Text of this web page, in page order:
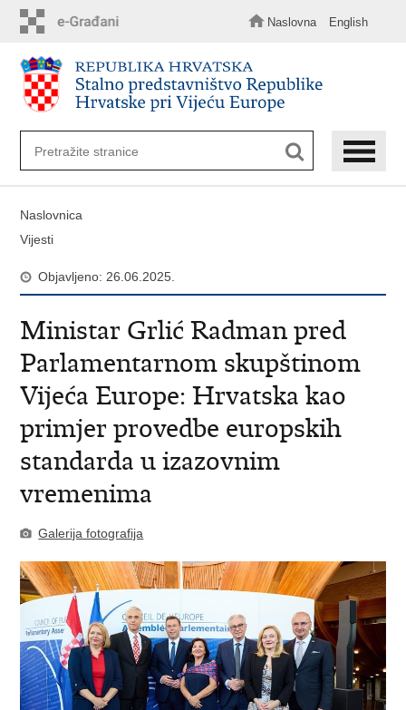
sadržaj
Naslovna English
Naslovnica
Vijesti
Objavljeno: 26.06.2025.
Ministar Grlić Radman pred
Parlamentarnom skupštinom
Vijeća Europe: Hrvatska kao
primjer provedbe europskih
standarda u izazovnim
vremenima
Galerija fotografija